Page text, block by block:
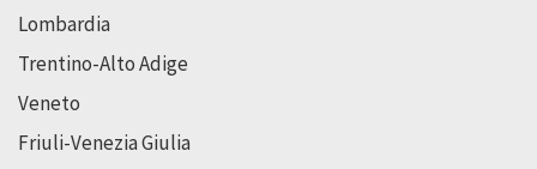
Lombardia
Trentino-Alto Adige
Veneto
Friuli-Venezia Giulia